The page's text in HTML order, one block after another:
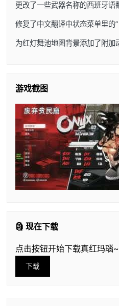
更改了一些武器名称的西班牙语
修复了中文翻译中状态菜单里的
为红灯舞池地图背景添加了附加
游戏截图
🗿 现在下载
点击按钮开始下载真红玛瑙
下载